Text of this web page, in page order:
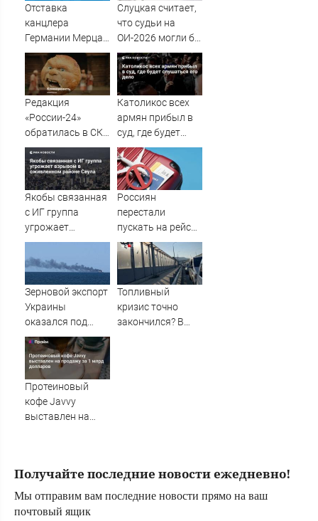
Отставка
канцлера
Германии Мерца:
последние
новости на 7
августа 2026 и
прогнозы
Слуцкая считает,
что судьи на
ОИ-2026 могли бы
дать больше
баллов Гуменнику
Редакция
«России-24»
обратилась в СКР
из-за травли
съемочной
группы «Колобка»
Католикос всех
армян прибыл в
суд, где будет
слушаться его
дело
Якобы связанная
с ИГ группа
угрожает
взрывом в
оживленном
районе Сеула
Россиян
перестали
пускать на рейсы
в Европу - АБН 24
Зерновой экспорт
Украины
оказался под
угрозой после
ударов ВС РФ по
портам
Топливный
кризис точно
закончился? В
Протеиновый
кофе Javvy
выставлен на
Получайте последние новости ежедневно!
Мы отправим вам последние новости прямо на ваш
почтовый ящик